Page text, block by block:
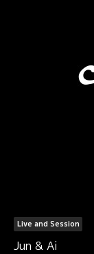
Live and Session
Jun & Ai